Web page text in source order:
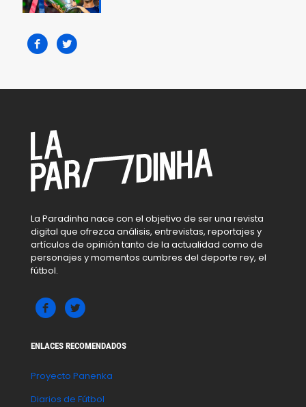
La Paradinha nace con el objetivo de ser una revista
digital que ofrezca análisis, entrevistas, reportajes y
artículos de opinión tanto de la actualidad como de
personajes y momentos cumbres del deporte rey, el
fútbol.
ENLACES RECOMENDADOS
Proyecto Panenka
Diarios de Fútbol